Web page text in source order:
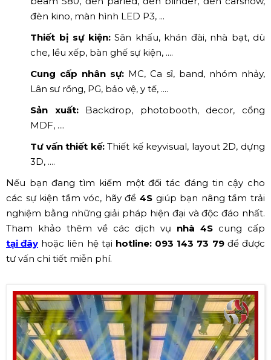
đèn kino, màn hình LED P3, ...
Thiết bị sự kiện:Sân khấu, khán đài, nhà bạt, dù
che, lều xếp, bàn ghế sự kiện, ....
Cung cấp nhân sự: MC, Ca sĩ, band, nhóm nhảy,
Lân sư rồng, PG, bảo vệ, y tế, ....
Sản xuất:Backdrop, photobooth, decor, cổng
MDF, ....
Tư vấn thiết kế:Thiết kế keyvisual, layout 2D, dựng
3D, ....
Nếu bạn đang tìm kiếm một đối tác đáng tin cậy cho
các sự kiện tầm vóc, hãy để4S giúp bạn nâng tầm trải
nghiệm bằng những giải pháp hiện đại và độc đáo nhất.
Tham khảo thêm về các dịch vụ nhà 4S cung cấp
tại đây hoặc liên hệ tại hotline: 093 143 73 79để được
tư vấn chi tiết miễn phí.